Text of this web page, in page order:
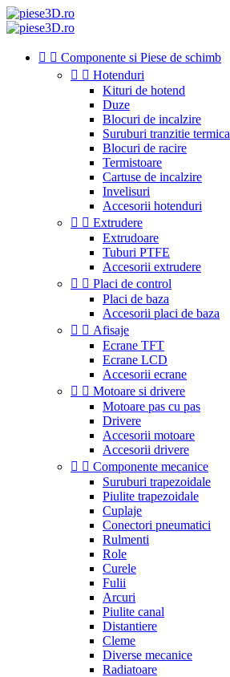
  Componente si Piese de schimb
  Hotenduri
Kituri de hotend
Duze
Blocuri de incalzire
Suruburi tranzitie termica
Blocuri de racire
Termistoare
Cartuse de incalzire
Invelisuri
Accesorii hotenduri
  Extrudere
Extrudoare
Tuburi PTFE
Accesorii extrudere
  Placi de control
Placi de baza
Accesorii placi de baza
  Afisaje
Ecrane TFT
Ecrane LCD
Accesorii ecrane
  Motoare si drivere
Motoare pas cu pas
Drivere
Accesorii motoare
Accesorii drivere
  Componente mecanice
Suruburi trapezoidale
Piulite trapezoidale
Cuplaje
Conectori pneumatici
Rulmenti
Role
Curele
Fulii
Arcuri
Piulite canal
Distantiere
Cleme
Diverse mecanice
Radiatoare